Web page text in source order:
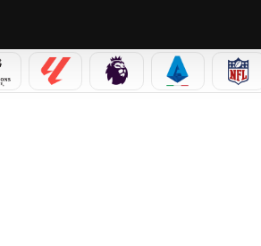
LEAGUE
LALIGA PREMIER LEAGUE
SERIE A NFL